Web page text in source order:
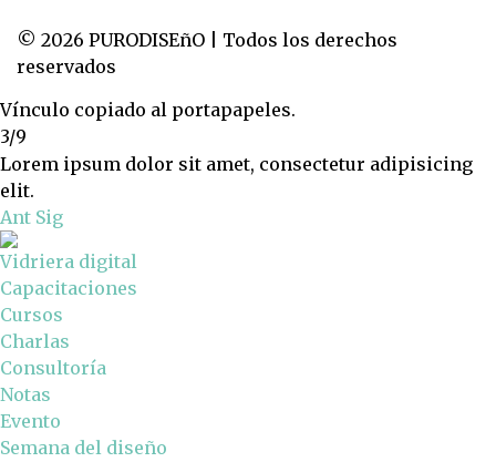
© 2026 PURODISEñO | Todos los derechos
reservados
Vínculo copiado al portapapeles.
3/9
Lorem ipsum dolor sit amet, consectetur adipisicing
elit.
Ant Sig
Vidriera digital
Capacitaciones
Cursos
Charlas
Consultoría
Notas
Evento
Semana del diseño